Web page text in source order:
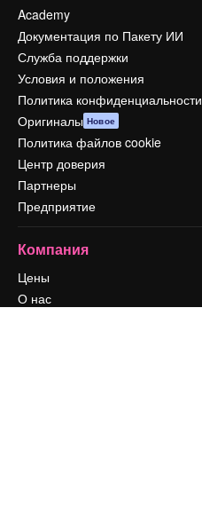
Academy
Документация по Пакету ИИ
Служба поддержки
Условия и положения
Политика конфиденциальности
Оригиналы Новое
Политика файлов cookie
Центр доверия
Партнеры
Предприятие
Компания
Цены
О нас